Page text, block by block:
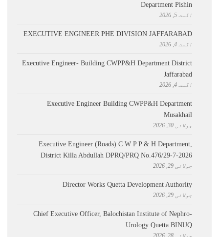
Department Pishin
اگست 5, 2026
EXECUTIVE ENGINEER PHE DIVISION JAFFARABAD
اگست 4, 2026
Executive Engineer- Building CWPP&H Department District
Jaffarabad
اگست 4, 2026
Executive Engineer Building CWPP&H Department
Musakhail
جولائی 30, 2026
Executive Engineer (Roads) C W P P & H Department,
District Killa Abdullah ​DPRQ/PRQ No.476/29-7-2026
جولائی 29, 2026
Director Works Quetta Development Authority
جولائی 29, 2026
Chief Executive Officer, Balochistan Institute of Nephro-
Urology Quetta BINUQ
جولائی 28, 2026